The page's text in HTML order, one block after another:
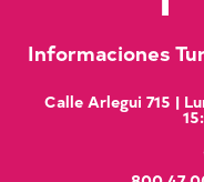
Informaciones
Calle Arlegui 715 |